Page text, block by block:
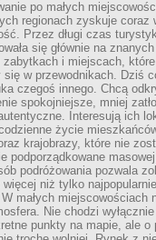
po małych
regionach zyskuje coraz
Przez długi czas
się głównie na
zabytkach i miejscach,
się w przewodnikach. Dziś
czegoś innego. Chcą
spokojniejsze, mniej
Interesują ich
życie
krajobrazy, które nie
podporządkowane
podróżowania pozwala
więcej niż tylko
małych miejscowościach
Nie chodzi
punkty na mapie, ale o